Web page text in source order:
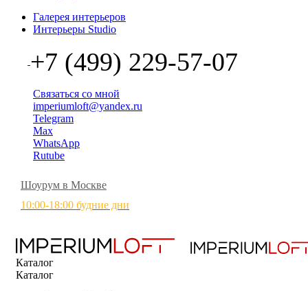
Галерея интерьеров
Интерьеры Studio
+7 (499) 229-57-07
Связаться со мной
imperiumloft@yandex.ru
Telegram
Max
WhatsApp
Rutube
Шоурум в Москве
10:00-18:00 будние дни
Каталог
Каталог